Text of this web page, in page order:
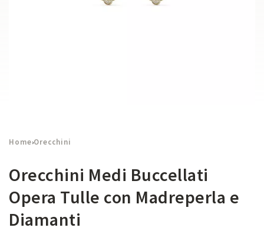
Home›Orecchini
Orecchini Medi Buccellati
Opera Tulle con Madreperla e
Diamanti